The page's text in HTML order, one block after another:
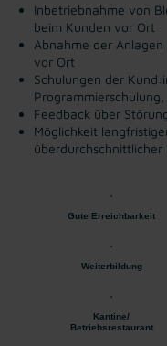
Inbetriebnahme von
beim Kunden vor Ort
Abnahme der
vor Ort
Schulungen der
Feedback über
Möglichkeit
überdurchschnittlicher
Gute Erreichbarkeit
Weiterbildung
Kantine/
Betriebsrestaurant